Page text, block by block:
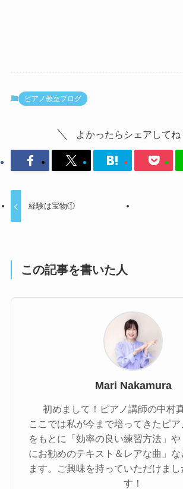
ピアノ教室ブログ
よかったらシェアしてね
経験は宝物①
この記事を書いた人
Mari Nakamura
初めまして！ピアノ講師の中村
ここでは私が今まで培ってきたピ
をもとに「効率の良い練習方法」
にお勧めのテキスト＆レアな曲」
ます。ご興味を持っていただけま
す！